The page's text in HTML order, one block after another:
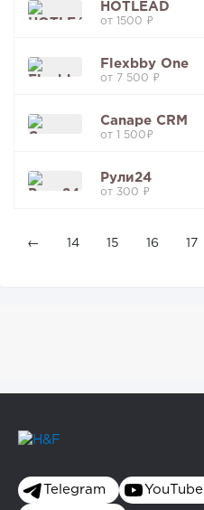
HOTLEAD
от 1500 ₽
Flexbby One
от 7 500 ₽
Canape CRM
от 1 500₽
Рули24
от 300 ₽
← 14 15 16 17
Telegram YouTube